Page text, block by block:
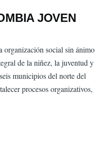
JOVEN
organización social sin ánimo
de la niñez, la juventud y
municipios del norte del
procesos organizativos,